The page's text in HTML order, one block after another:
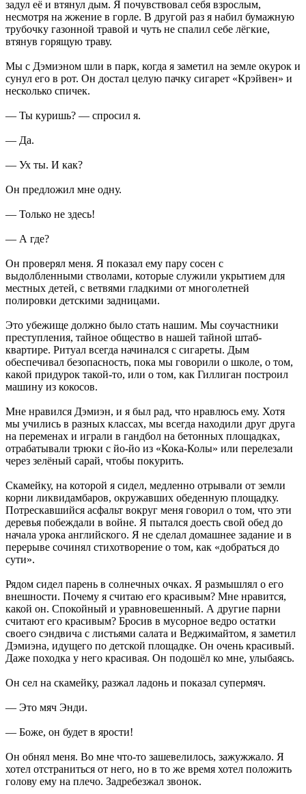
задул её и втянул дым. Я почувствовал себя взрослым,
несмотря на жжение в горле. В другой раз я набил бумажную
трубочку газонной травой и чуть не спалил себе лёгкие,
втянув горящую траву.
Мы с Дэмиэном шли в парк, когда я заметил на земле окурок и
сунул его в рот. Он достал целую пачку сигарет «Крэйвен» и
несколько спичек.
— Ты куришь? — спросил я.
— Да.
— Ух ты. И как?
Он предложил мне одну.
— Только не здесь!
— А где?
Он проверял меня. Я показал ему пару сосен с
выдолбленными стволами, которые служили укрытием для
местных детей, с ветвями гладкими от многолетней
полировки детскими задницами.
Это убежище должно было стать нашим. Мы соучастники
преступления, тайное общество в нашей тайной штаб-
квартире. Ритуал всегда начинался с сигареты. Дым
обеспечивал безопасность, пока мы говорили о школе, о том,
какой придурок такой-то, или о том, как Гиллиган построил
машину из кокосов.
Мне нравился Дэмиэн, и я был рад, что нравлюсь ему. Хотя
мы учились в разных классах, мы всегда находили друг друга
на переменах и играли в гандбол на бетонных площадках,
отрабатывали трюки с йо-йо из «Кока-Колы» или перелезали
через зелёный сарай, чтобы покурить.
Скамейку, на которой я сидел, медленно отрывали от земли
корни ликвидамбаров, окружавших обеденную площадку.
Потрескавшийся асфальт вокруг меня говорил о том, что эти
деревья побеждали в войне. Я пытался доесть свой обед до
начала урока английского. Я не сделал домашнее задание и в
перерыве сочинял стихотворение о том, как «добраться до
сути».
Рядом сидел парень в солнечных очках. Я размышлял о его
внешности. Почему я считаю его красивым? Мне нравится,
какой он. Спокойный и уравновешенный. А другие парни
считают его красивым? Бросив в мусорное ведро остатки
своего сэндвича с листьями салата и Веджимайтом, я заметил
Дэмиэна, идущего по детской площадке. Он очень красивый.
Даже походка у него красивая. Он подошёл ко мне, улыбаясь.
Он сел на скамейку, разжал ладонь и показал супермяч.
— Это мяч Энди.
— Боже, он будет в ярости!
Он обнял меня. Во мне что-то зашевелилось, зажужжало. Я
хотел отстраниться от него, но в то же время хотел положить
голову ему на плечо. Задребезжал звонок.